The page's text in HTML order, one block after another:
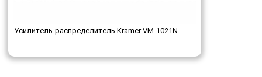
Усилитель-распределитель Kramer VM-1021N